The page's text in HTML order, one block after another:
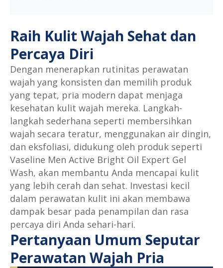
Raih Kulit Wajah Sehat dan
Percaya Diri
Dengan menerapkan rutinitas perawatan
wajah yang konsisten dan memilih produk
yang tepat, pria modern dapat menjaga
kesehatan kulit wajah mereka. Langkah-
langkah sederhana seperti membersihkan
wajah secara teratur, menggunakan air dingin,
dan eksfoliasi, didukung oleh produk seperti
Vaseline Men Active Bright Oil Expert Gel
Wash, akan membantu Anda mencapai kulit
yang lebih cerah dan sehat. Investasi kecil
dalam perawatan kulit ini akan membawa
dampak besar pada penampilan dan rasa
percaya diri Anda sehari-hari.
Pertanyaan Umum Seputar
Perawatan Wajah Pria